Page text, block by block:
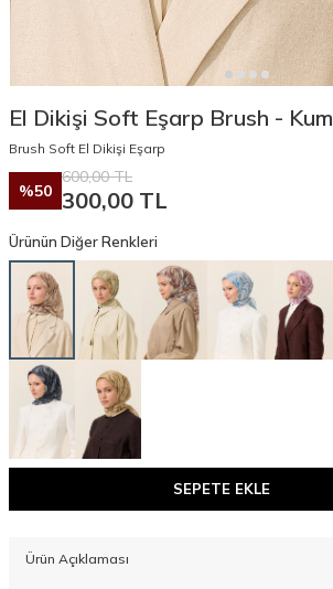
El Dikişi Soft Eşarp Brush - Kum
Brush Soft El Dikişi Eşarp
%50
600,00TL
300,00 TL
Ürünün Diğer Renkleri
SEPETE EKLE
Ürün Açıklaması